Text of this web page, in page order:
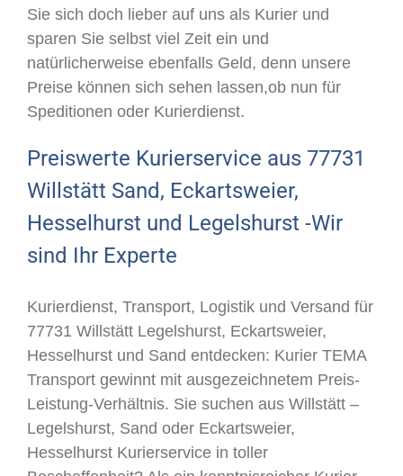
Sie sich doch lieber auf uns als Kurier und
sparen Sie selbst viel Zeit ein und
natürlicherweise ebenfalls Geld, denn unsere
Preise können sich sehen lassen,ob nun für
Speditionen oder Kurierdienst.
Preiswerte Kurierservice aus 77731
Willstätt Sand, Eckartsweier,
Hesselhurst und Legelshurst -Wir
sind Ihr Experte
Kurierdienst, Transport, Logistik und Versand für
77731 Willstätt Legelshurst, Eckartsweier,
Hesselhurst und Sand entdecken: Kurier TEMA
Transport gewinnt mit ausgezeichnetem Preis-
Leistung-Verhältnis. Sie suchen aus Willstätt –
Legelshurst, Sand oder Eckartsweier,
Hesselhurst Kurierservice in toller